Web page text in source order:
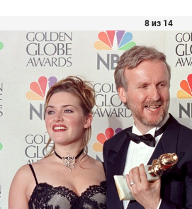
8 из 14